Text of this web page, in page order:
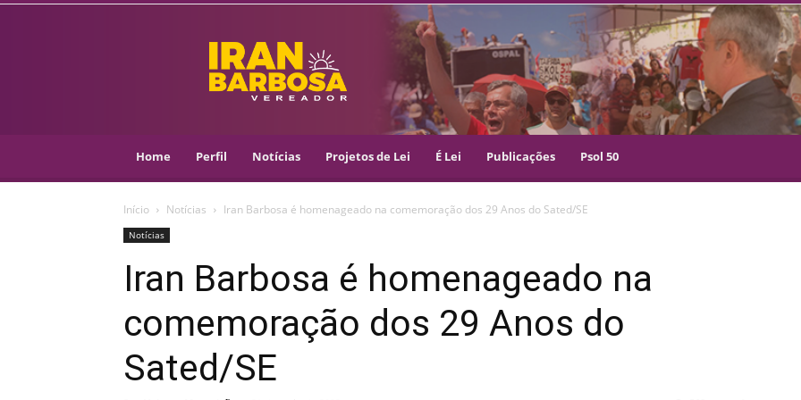
IRAN
BARBOSA
–
VEREADOR
–
Home Perfil Notícias Projetos de Lei É Lei Publicações Psol 50
Início Notícias Iran Barbosa é homenageado na comemoração dos 29 Anos do Sated/SE
Notícias
Iran Barbosa é homenageado na
comemoração dos 29 Anos do
Sated/SE